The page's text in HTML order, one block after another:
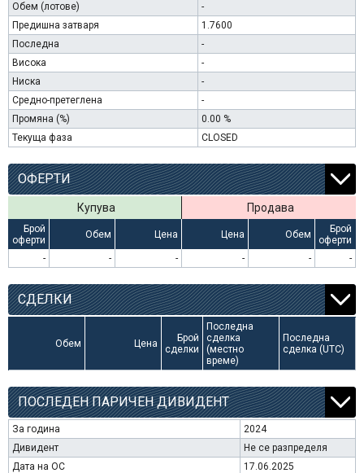
Обем (лотове)
-
Предишна затваря
1.7600
Последна
-
Висока
-
Ниска
-
Средно-претеглена
-
Промяна (%)
0.00 %
Текуща фаза
CLOSED
ОФЕРТИ
Купува Продава
Брой
оферти
Обем Цена Цена Обем
Брой
оферти
-
- - - - -
СДЕЛКИ
Обем Цена
Брой
сделки
Последна
сделка
(местно
време)
Последна
сделка (UTC)
ПОСЛЕДЕН ПАРИЧЕН ДИВИДЕНТ
За година
2024
Дивидент
Не се разпределя
Дата на ОС
17.06.2025